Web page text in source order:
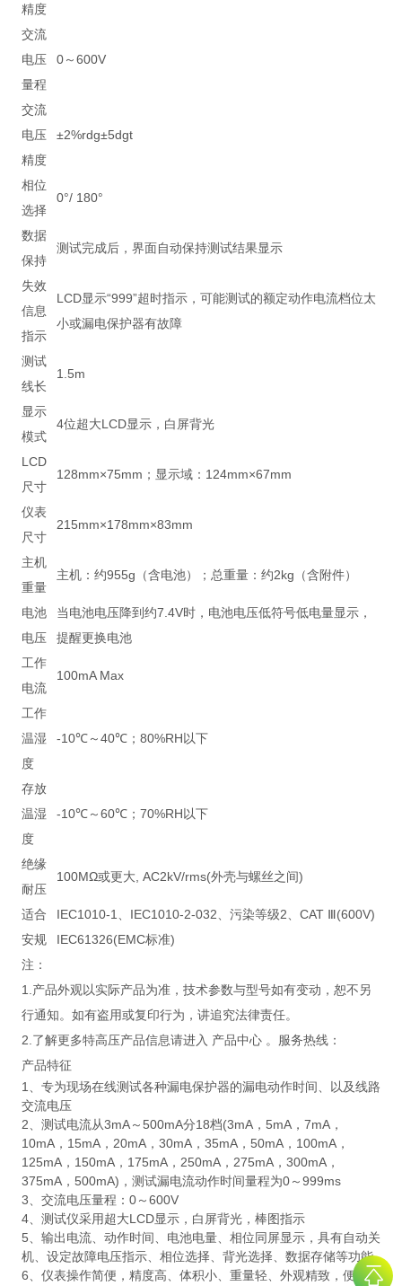
精度
交流
电压
量程
0～600V
交流
电压
精度
±2%rdg±5dgt
相位
选择
0°/ 180°
数据
保持
测试完成后，界面自动保持测试结果显示
失效
信息
指示
LCD显示“999”超时指示，可能测试的额定动作电流档位太
小或漏电保护器有故障
测试
线长
1.5m
显示
模式
4位超大LCD显示，白屏背光
LCD
尺寸
128mm×75mm；显示域：124mm×67mm
仪表
尺寸
215mm×178mm×83mm
主机
重量
主机：约955g（含电池）；总重量：约2kg（含附件）
电池
电压
当电池电压降到约7.4V时，电池电压低符号低电量显示，
提醒更换电池
工作
电流
100mA Max
工作
温湿
度
-10℃～40℃；80%RH以下
存放
温湿
度
-10℃～60℃；70%RH以下
绝缘
耐压
100MΩ或更大, AC2kV/rms(外壳与螺丝之间)
适合
安规
IEC1010-1、IEC1010-2-032、污染等级2、CAT Ⅲ(600V)
IEC61326(EMC标准)
注：
1.产品外观以实际产品为准，技术参数与型号如有变动，恕不另
行通知。如有盗用或复印行为，讲追究法律责任。
2.了解更多特高压产品信息请进入 产品中心 。服务热线：
产品特征
1、专为现场在线测试各种漏电保护器的漏电动作时间、以及线路
交流电压
2、测试电流从3mA～500mA分18档(3mA，5mA，7mA，
10mA，15mA，20mA，30mA，35mA，50mA，100mA，
125mA，150mA，175mA，250mA，275mA，300mA，
375mA，500mA)，测试漏电流动作时间量程为0～999ms
3、交流电压量程：0～600V
4、测试仪采用超大LCD显示，白屏背光，棒图指示
5、输出电流、动作时间、电池电量、相位同屏显示，具有自动关
机、设定故障电压指示、相位选择、背光选择、数据存储等功能
6、仪表操作简便，精度高、体积小、重量轻、外观精致，便于携